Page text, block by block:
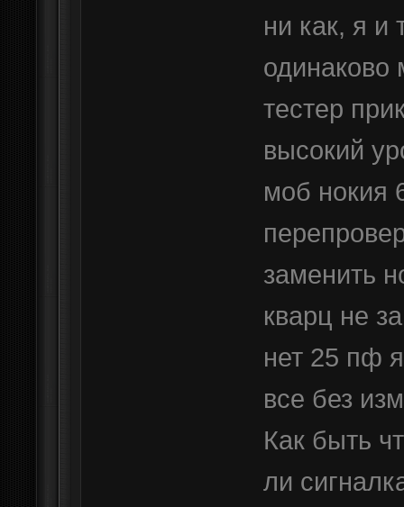
ни как, я и
одинаково
тестер
высокий
моб нокия
заменить
кварц не
нет 25 пф
все без
Как быть
ли